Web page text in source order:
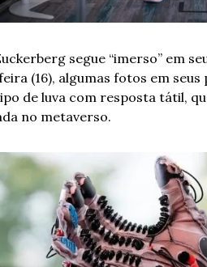
segue “imerso” em
(16), algumas fotos em seus
de luva com resposta tátil,
no metaverso.